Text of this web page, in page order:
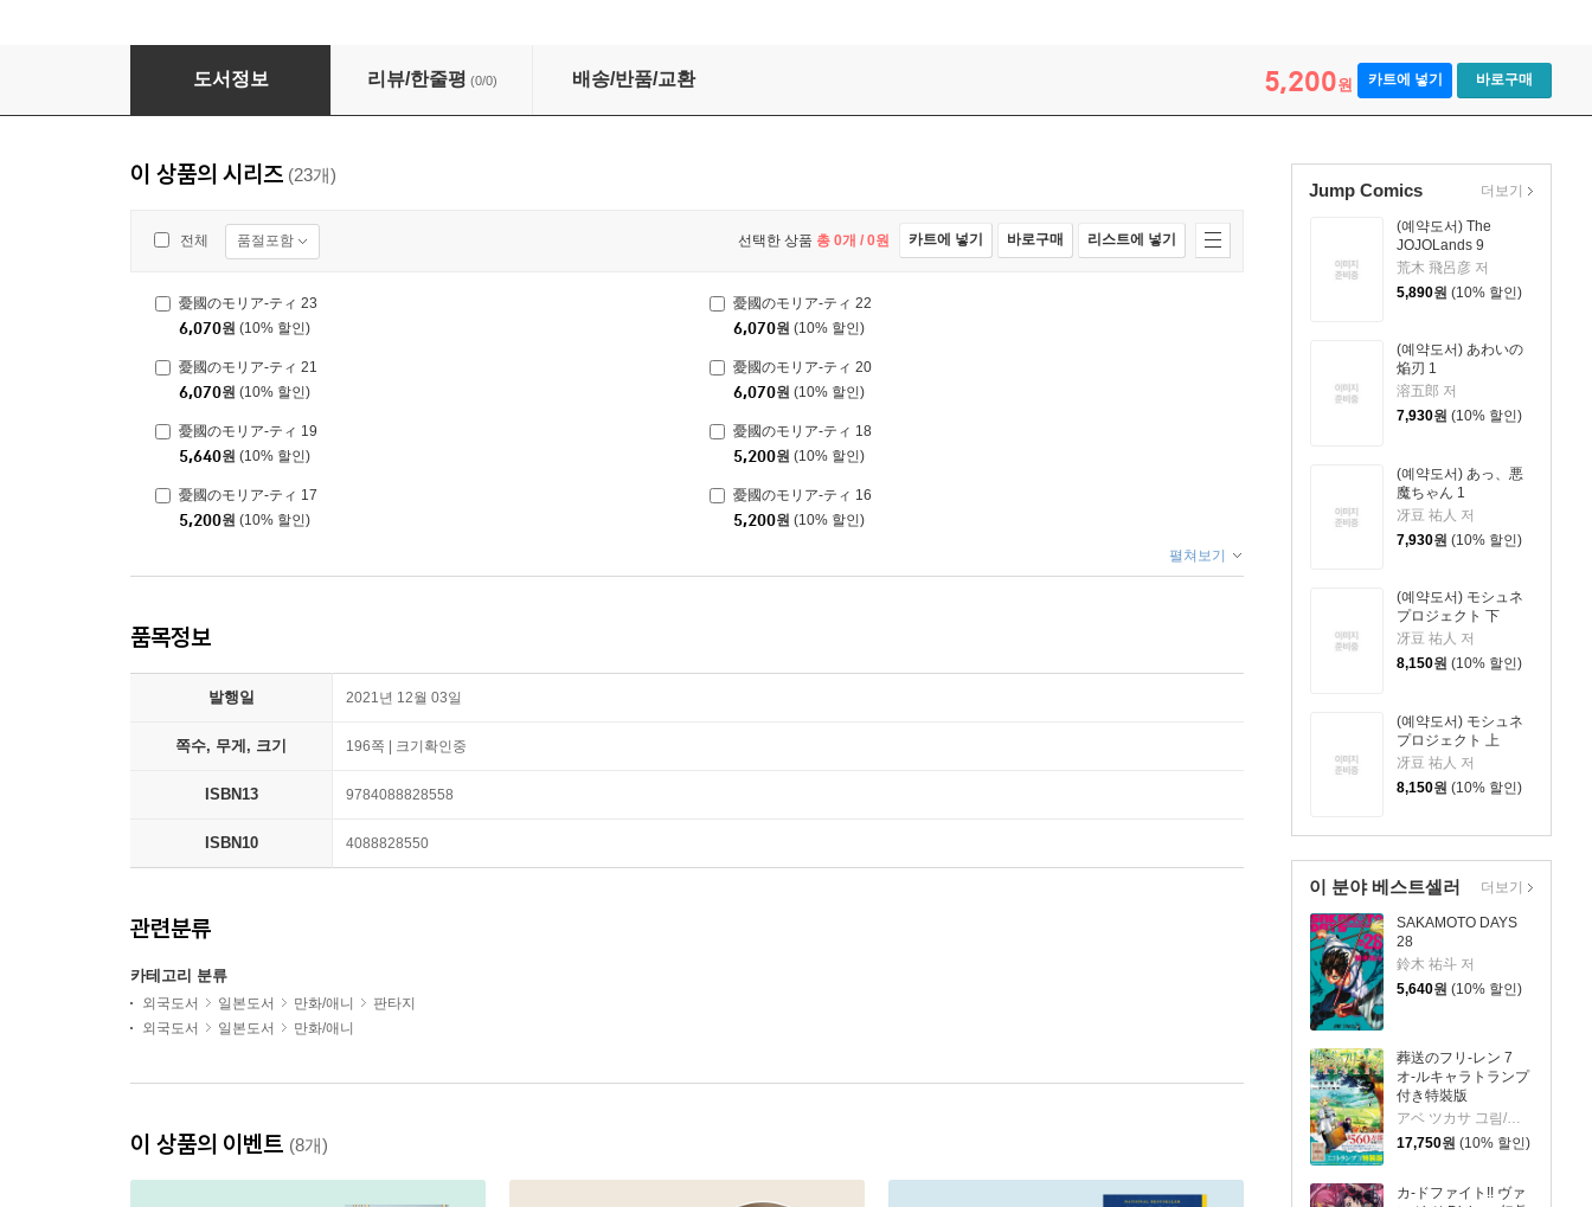
憂國のモリア-ティ 16
도서정보 리뷰/한줄평 (0/0) 배송/반품/교환 5,200원 카트에 넣기 바로구매
Jump Comics
(예약도서) The
JOJOLands 9
荒木 飛呂彦 저
5,890원 (10% 할인)
(예약도서) あわいの
焔刃 1
溶五郎 저
7,930원 (10% 할인)
(예약도서) あっ、悪
魔ちゃん 1
冴豆 祐人 저
7,930원 (10% 할인)
(예약도서) モシュネ
プロジェクト 下
冴豆 祐人 저
8,150원 (10% 할인)
(예약도서) モシュネ
プロジェクト 上
冴豆 祐人 저
8,150원 (10% 할인)
더보기
이 분야 베스트셀러
SAKAMOTO DAYS
28
鈴木 祐斗 저
5,640원 (10% 할인)
葬送のフリ-レン 7
オ-ルキャラトランプ
付き特裝版
アベ ツカサ 그림/山田 鐘人 원작
17,750원 (10% 할인)
カ-ドファイト!! ヴァ
더보기
이 상품의 시리즈 (23개)
전체 품절포함 선택한 상품 총 0개 / 0원 카트에 넣기 바로구매 리스트에 넣기
憂國のモリア-ティ 23
6,070원 (10% 할인)
憂國のモリア-ティ 22
6,070원 (10% 할인)
憂國のモリア-ティ 21
6,070원 (10% 할인)
憂國のモリア-ティ 20
6,070원 (10% 할인)
憂國のモリア-ティ 19
5,640원 (10% 할인)
憂國のモリア-ティ 18
5,200원 (10% 할인)
憂國のモリア-ティ 17
5,200원 (10% 할인)
憂國のモリア-ティ 16
5,200원 (10% 할인)
펼쳐보기
품목정보
발행일 2021년 12월 03일
쪽수, 무게, 크기 196쪽 | 크기확인중
ISBN13 9784088828558
ISBN10 4088828550
관련분류
카테고리 분류
외국도서 일본도서 만화/애니
판타지
외국도서
일본도서 만화/애니
이 상품의 이벤트 (8개)